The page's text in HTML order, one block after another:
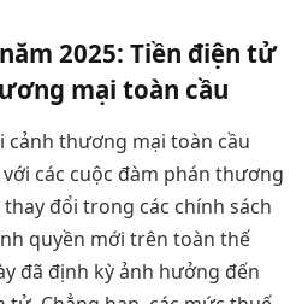
2025: Tiền điện tử
mại toàn cầu
cảnh thương mại toàn cầu
các cuộc đàm phán thương
đổi trong các chính sách
quyền mới trên toàn thế
đã định kỳ ảnh hưởng đến